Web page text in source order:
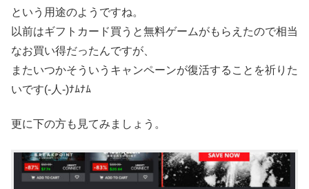
という用途のようですね。
以前はギフトカード買うと無料ゲームがもらえたので相当
なお買い得だったんですが、
またいつかそういうキャンペーンが復活することを祈りた
いです(-人-)ﾅﾑﾅﾑ
更に下の方も見てみましょう。